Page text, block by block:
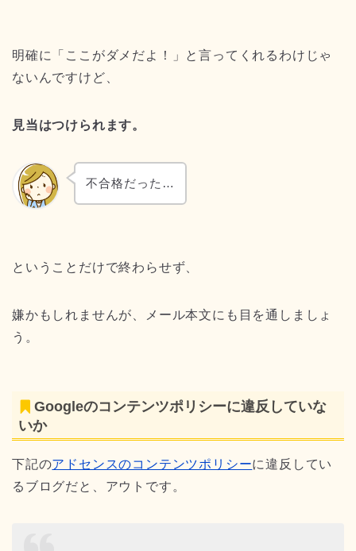
明確に「ここがダメだよ！」と言ってくれるわけじゃ
ないんですけど、
見当はつけられます。
不合格だった…
ということだけで終わらせず、
嫌かもしれませんが、メール本文にも目を通しましょ
う。
Googleのコンテンツポリシーに違反していな
いか
下記のアドセンスのコンテンツポリシーに違反してい
るブログだと、アウトです。